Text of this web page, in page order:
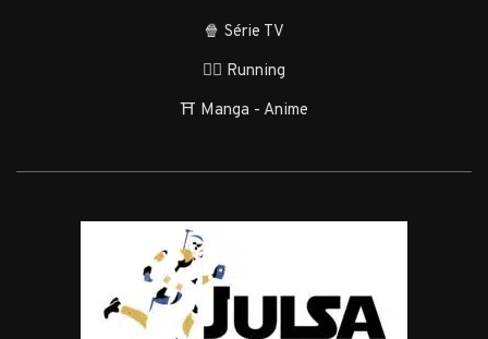
🍿 Série TV
🏃‍♂️ Running
⛩️ Manga - Anime